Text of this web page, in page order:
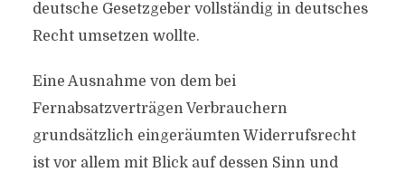
deutsche Gesetzgeber vollständig in deutsches
Recht umsetzen wollte.
Eine Ausnahme von dem bei
Fernabsatzverträgen Verbrauchern
grundsätzlich eingeräumten Widerrufsrecht
ist vor allem mit Blick auf dessen Sinn und